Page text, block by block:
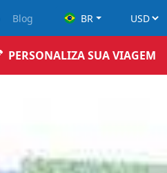
Blog BR
PERSONALIZA SUA VIAGEM